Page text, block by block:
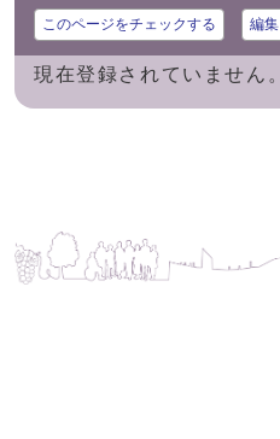
このページをチェックする 編集
現在登録されていません。